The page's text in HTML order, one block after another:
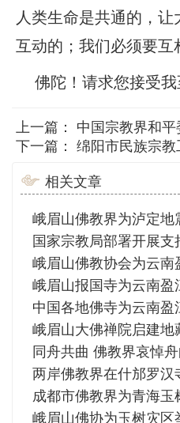
人类生命是共通的，
互动的；我们必须要互
佛陀！请求您接受我
上一篇： 中国宗教界和平委员
下一篇： 绵阳市民族宗
相关文章
峨眉山大佛禅院启建